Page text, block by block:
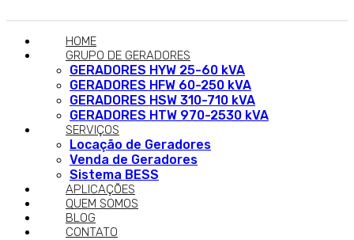
HOME
GRUPO DE GERADORES
GERADORES HYW 25-60 kVA
GERADORES HFW 60-250 kVA
GERADORES HSW 310-710 kVA
GERADORES HTW 970-2530 kVA
SERVIÇOS
Locação de Geradores
Venda de Geradores
Sistema BESS
APLICAÇÕES
QUEM SOMOS
BLOG
CONTATO